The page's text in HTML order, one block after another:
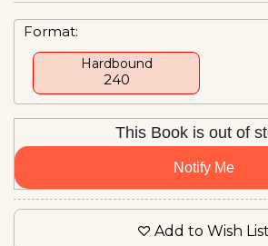
Format:
Hardbound
₹240
This Book is out of
Notify Me
Add to Wish List